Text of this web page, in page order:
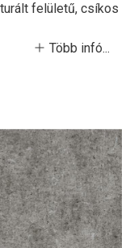
felületű, csíkos
Több infó...